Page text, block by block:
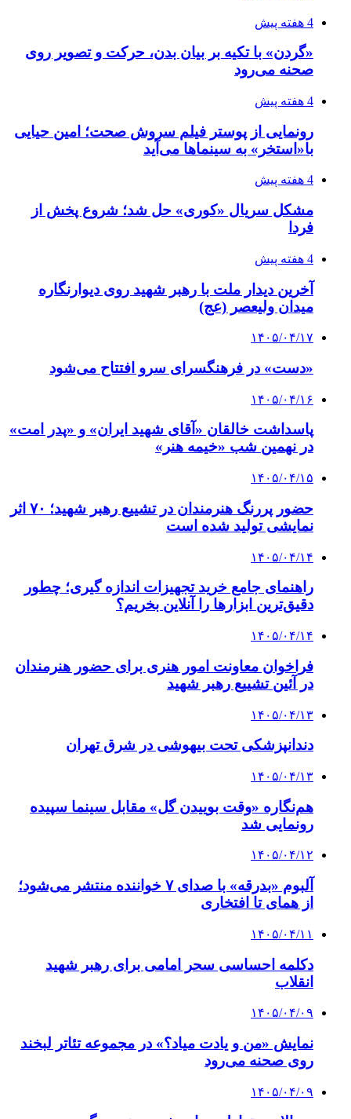
4 هفته پیش
«گردن» با تکیه بر بیان بدن، حرکت و تصویر روی
صحنه می‌رود
4 هفته پیش
رونمایی از پوستر فیلم سروش صحت؛ امین حیایی
با«استخر» به سینماها می‌آید
4 هفته پیش
مشکل سریال «کوری» حل شد؛ شروع پخش از
فردا
4 هفته پیش
آخرین دیدار ملت با رهبر شهید روی دیوارنگاره
میدان ولیعصر (عج)
۱۴۰۵/۰۴/۱۷
«دست» در فرهنگسرای سرو افتتاح می‌شود
۱۴۰۵/۰۴/۱۶
پاسداشت خالقان «آقای شهید ایران» و «پدر امت»
در نهمین شب «خیمه هنر»
۱۴۰۵/۰۴/۱۵
حضور پررنگ هنرمندان در تشییع رهبر شهید؛ ۷۰ اثر
نمایشی تولید شده است
۱۴۰۵/۰۴/۱۴
راهنمای جامع خرید تجهیزات اندازه گیری؛ چطور
دقیق‌ترین ابزارها را آنلاین بخریم؟
۱۴۰۵/۰۴/۱۴
فراخوان معاونت امور هنری برای حضور هنرمندان
در آئین تشییع رهبر شهید
۱۴۰۵/۰۴/۱۳
دندانپزشکی تحت بیهوشی در شرق تهران
۱۴۰۵/۰۴/۱۳
هم‌نگاره «وقت بوییدن گل» مقابل سینما سپیده
رونمایی شد
۱۴۰۵/۰۴/۱۲
آلبوم «بدرقه» با صدای ۷ خواننده منتشر می‌شود؛
از همای تا افتخاری
۱۴۰۵/۰۴/۱۱
دکلمه‌ احساسی سحر امامی برای رهبر شهید
انقلاب
۱۴۰۵/۰۴/۰۹
نمایش «من و یادت میاد؟» در مجموعه تئاتر لبخند
روی صحنه می‌رود
۱۴۰۵/۰۴/۰۹